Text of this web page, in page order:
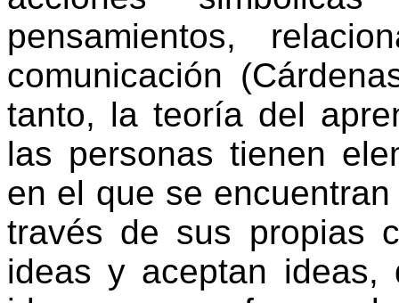
pensamientos,
comunicación
tanto, la teoría del
las personastienen
en el que se encuentran
través de sus propias
ideas y aceptan ideas,